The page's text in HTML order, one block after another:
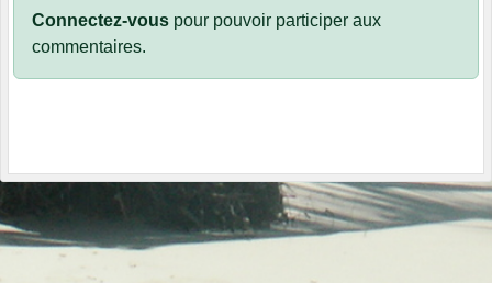
Connectez-vous pour pouvoir participer aux
commentaires.